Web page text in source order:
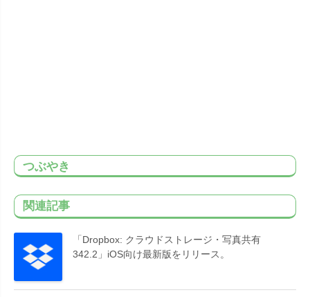
つぶやき
関連記事
「Dropbox: クラウドストレージ・写真共有
342.2」iOS向け最新版をリリース。